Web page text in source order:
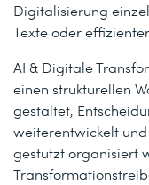
Digitalisierung
Texte oder
AI & Digitale
einen strukturellen
gestaltet,
weiterentwickelt
gestützt organisiert